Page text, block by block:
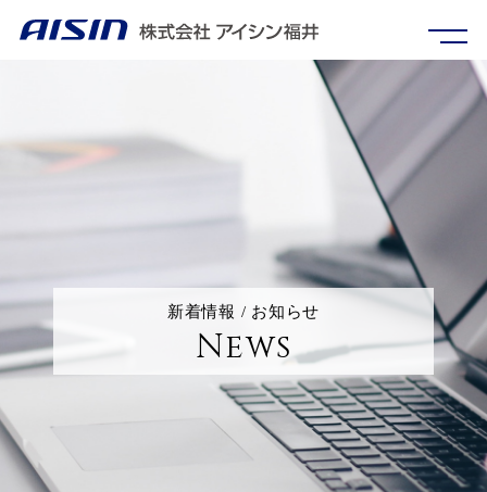
新着情報 / お知らせ
News